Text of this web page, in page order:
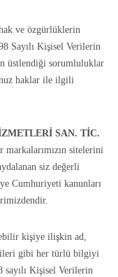
ve özgürlüklerin
Sayılı Kişisel Verilerin
üstlendiği sorumluluklar
haklar ile ilgili
SAN. TİC.
markalarımızın sitelerini
siz değerli
Cumhuriyeti kanunları
kişiye ilişkin ad,
gibi her türlü bilgiyi
Kişisel Verilerin